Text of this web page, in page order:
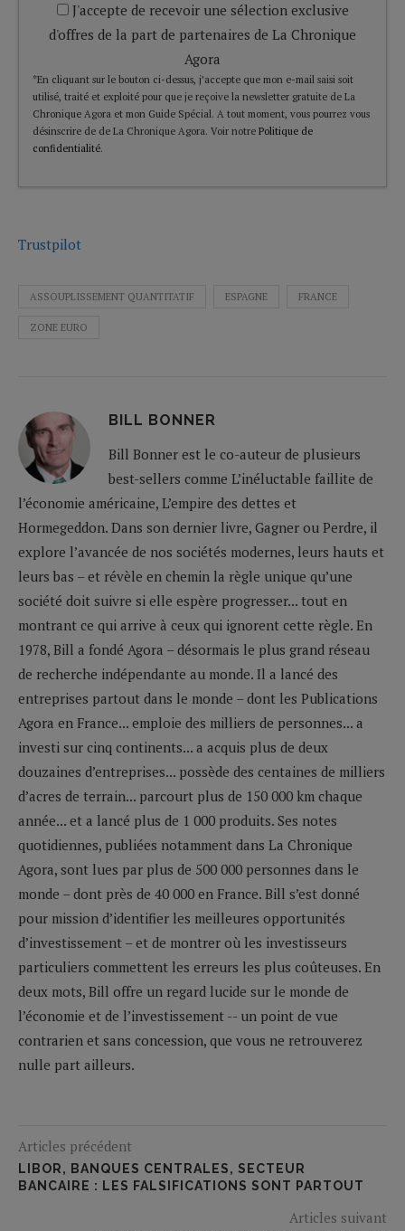
J'accepte de recevoir une sélection exclusive
d'offres de la part de partenaires de La Chronique
Agora
*En cliquant sur le bouton ci-dessus, j’accepte que mon e-mail saisi soit
utilisé, traité et exploité pour que je reçoive la newsletter gratuite de La
Chronique Agora et mon Guide Spécial. A tout moment, vous pourrez vous
désinscrire de de La Chronique Agora. Voir notre Politique de
confidentialité.
Trustpilot
ASSOUPLISSEMENT QUANTITATIF ESPAGNE FRANCE
ZONE EURO
BILL BONNER
Bill Bonner est le co-auteur de plusieurs
best-sellers comme L’inéluctable faillite de
l’économie américaine, L’empire des dettes et
Hormegeddon. Dans son dernier livre, Gagner ou Perdre, il
explore l’avancée de nos sociétés modernes, leurs hauts et
leurs bas – et révèle en chemin la règle unique qu’une
société doit suivre si elle espère progresser... tout en
montrant ce qui arrive à ceux qui ignorent cette règle. En
1978, Bill a fondé Agora – désormais le plus grand réseau
de recherche indépendante au monde. Il a lancé des
entreprises partout dans le monde – dont les Publications
Agora en France... emploie des milliers de personnes... a
investi sur cinq continents... a acquis plus de deux
douzaines d’entreprises... possède des centaines de milliers
d’acres de terrain... parcourt plus de 150 000 km chaque
année... et a lancé plus de 1 000 produits. Ses notes
quotidiennes, publiées notamment dans La Chronique
Agora, sont lues par plus de 500 000 personnes dans le
monde – dont près de 40 000 en France. Bill s’est donné
pour mission d’identifier les meilleures opportunités
d’investissement – et de montrer où les investisseurs
particuliers commettent les erreurs les plus coûteuses. En
deux mots, Bill offre un regard lucide sur le monde de
l’économie et de l’investissement -- un point de vue
contrarien et sans concession, que vous ne retrouverez
nulle part ailleurs.
Articles précédent
LIBOR, BANQUES CENTRALES, SECTEUR
BANCAIRE : LES FALSIFICATIONS SONT PARTOUT
Articles suivant